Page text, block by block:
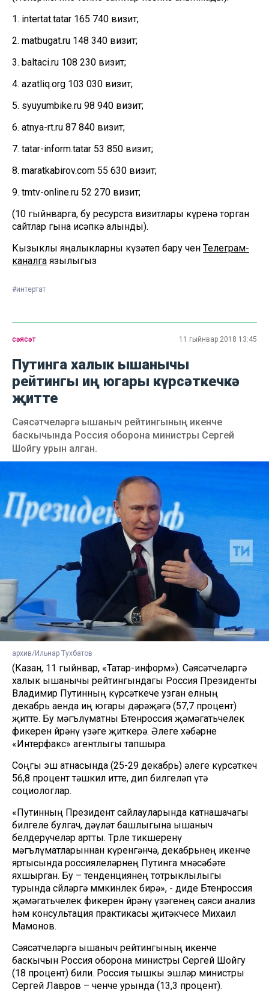
1. intertat.tatar 165 740 визит;
2. matbugat.ru 148 340 визит;
3. baltaci.ru 108 230 визит;
4. azatliq.org 103 030 визит;
5. syuyumbike.ru 98 940 визит;
6. atnya-rt.ru 87 840 визит;
7. tatar-inform.tatar 53 850 визит;
8. maratkabirov.com 55 630 визит;
9. tmtv-online.ru 52 270 визит;
(10 гыйнварга, бу ресурста визитлары күренә торган
сайтлар гына исәпкә алынды).
Кызыклы яңалыкларны күзәтеп бару өчен Телеграм-
каналга язылыгыз
#интертат
сәясәт 11 гыйнвар 2018 13:45
Путинга халык ышанычы
рейтингы иң югары күрсәткечкә
җитте
Сәясәтчеләргә ышаныч рейтингының икенче
баскычында Россия оборона министры Сергей
Шойгу урын алган.
архив/Ильнар Тухбатов
(Казан, 11 гыйнвар, «Татар-информ»). Сәясәтчеләргә
халык ышанычы рейтингындагы Россия Президенты
Владимир Путинның күрсәткече узган елның
декабрь аенда иң югары дәрәҗәгә (57,7 процент)
җитте. Бу мәгълүматны Бөтенроссия җәмәгатьчелек
фикерен өйрәнү үзәге җиткерә. Әлеге хәбәрне
«Интерфакс» агентлыгы тапшыра.
Соңгы эш атнасында (25-29 декабрь) әлеге күрсәткеч
56,8 процент тәшкил итте, дип билгеләп үтә
социологлар.
«Путинның Президент сайлауларында катнашачагы
билгеле булгач, дәүләт башлыгына ышаныч
белдерүчеләр артты. Төрле тикшеренү
мәгълүматларыннан күренгәнчә, декабрьнең икенче
яртысында россиялеләрнең Путинга мөнәсәбәте
яхшырган. Бу – тенденциянең тотрыклылыгы
турында сөйләргә мөмкинлек бирә», - диде Бөтенроссия
җәмәгатьчелек фикерен өйрәнү үзәгенең сәяси анализ
һәм консультация практикасы җитәкчесе Михаил
Мамонов.
Сәясәтчеләргә ышаныч рейтингының икенче
баскычын Россия оборона министры Сергей Шойгу
(18 процент) били. Россия тышкы эшләр министры
Сергей Лавров – өченче урында (13,3 процент).